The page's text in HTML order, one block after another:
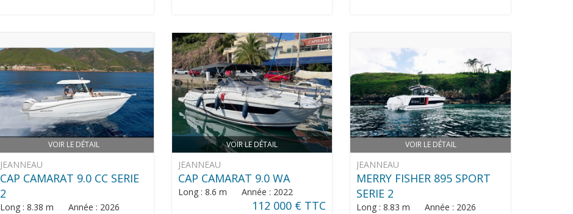
VOIR LE DÉTAIL
JEANNEAU
CAP CAMARAT 9.0 CC SERIE
2
Long : 8.38 m Année : 2026
VOIR LE DÉTAIL
JEANNEAU
CAP CAMARAT 9.0 WA
Long : 8.6 m Année : 2022
112 000 € TTC
VOIR LE DÉTAIL
JEANNEAU
MERRY FISHER 895 SPORT
SERIE 2
Long : 8.83 m Année : 2026